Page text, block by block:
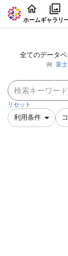
本文に飛ぶ
ホームギャラリ
全てのデータ
例 富
リセット
利用条件